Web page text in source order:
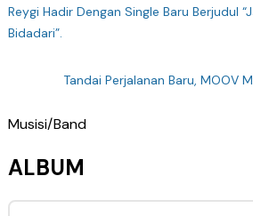
Reygi Hadir Dengan Single Baru Berjudul
Bidadari”.
Tandai Perjalanan Baru, MOOV
Musisi/Band
ALBUM